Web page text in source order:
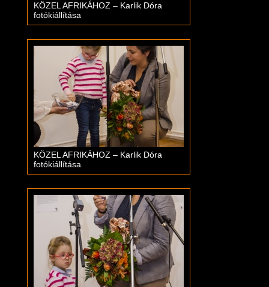
KÖZEL AFRIKÁHOZ – Karlik Dóra
fotókiállítása
KÖZEL AFRIKÁHOZ – Karlik Dóra
fotókiállítása